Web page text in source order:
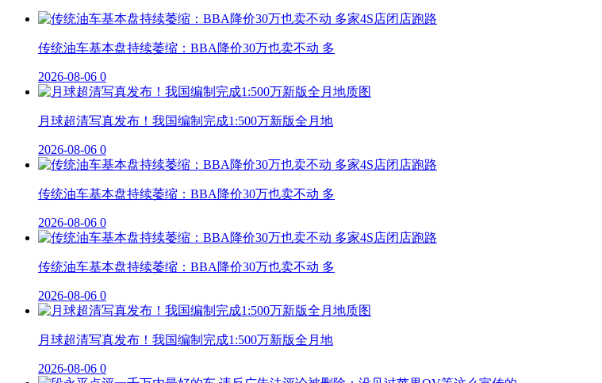
传统油车基本盘持续萎缩：BBA降价30万也卖不动 多
2026-08-06 0
月球超清写真发布！我国编制完成1:500万新版全月地
2026-08-06 0
传统油车基本盘持续萎缩：BBA降价30万也卖不动 多
2026-08-06 0
传统油车基本盘持续萎缩：BBA降价30万也卖不动 多
2026-08-06 0
月球超清写真发布！我国编制完成1:500万新版全月地
2026-08-06 0